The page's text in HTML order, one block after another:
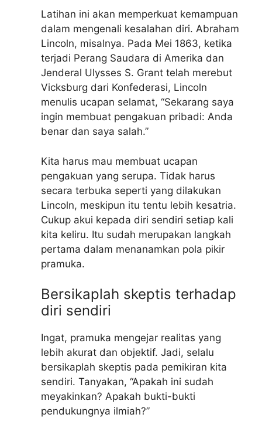
Latihan ini akan memperkuat kemampuan
dalam mengenali kesalahan diri. Abraham
Lincoln, misalnya. Pada Mei 1863, ketika
terjadi Perang Saudara di Amerika dan
Jenderal Ulysses S. Grant telah merebut
Vicksburg dari Konfederasi, Lincoln
menulis ucapan selamat, “Sekarang saya
ingin membuat pengakuan pribadi: Anda
benar dan saya salah.”
Kita harus mau membuat ucapan
pengakuan yang serupa. Tidak harus
secara terbuka seperti yang dilakukan
Lincoln, meskipun itu tentu lebih kesatria.
Cukup akui kepada diri sendiri setiap kali
kita keliru. Itu sudah merupakan langkah
pertama dalam menanamkan pola pikir
pramuka.
Bersikaplah skeptis terhadap
diri sendiri
Ingat, pramuka mengejar realitas yang
lebih akurat dan objektif. Jadi, selalu
bersikaplah skeptis pada pemikiran kita
sendiri. Tanyakan, “Apakah ini sudah
meyakinkan? Apakah bukti-bukti
pendukungnya ilmiah?”